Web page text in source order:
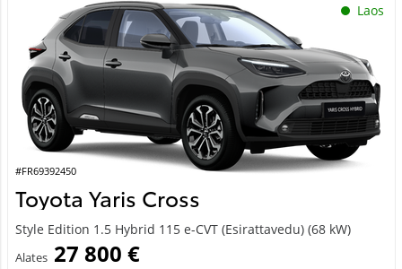
Laos
#FR69392450
Toyota Yaris Cross
Style Edition 1.5 Hybrid 115 e-CVT (Esirattavedu) (68 kW)
Alates 27 800 €